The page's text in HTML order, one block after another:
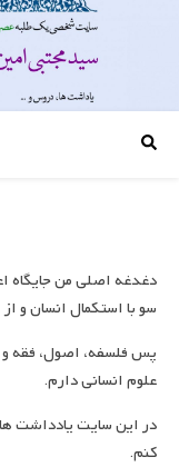
دغدغه اصلی من جایگاه
سو با استکمال انسان و
پس فلسفه، اصول، فقه و
علوم انسانی دارم.
در این سایت یادداشت
کنم.